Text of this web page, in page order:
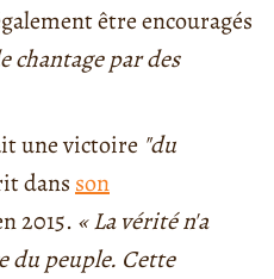
être encouragés
chantage par des
une victoire "du
dans son
2015. « La vérité n'a
du peuple. Cette